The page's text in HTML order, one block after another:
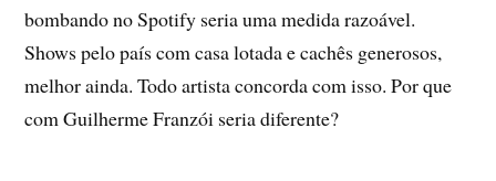
bombando no Spotify seria uma medida razoável.
Shows pelo país com casa lotada e cachês generosos,
melhor ainda. Todo artista concorda com isso. Por que
com Guilherme Franzói seria diferente?